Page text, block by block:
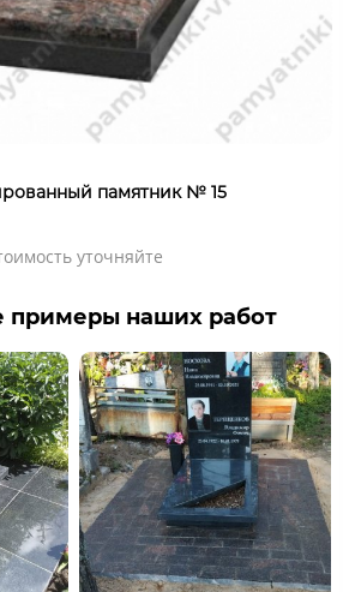
памятник № 15
уточняйте
примеры наших работ